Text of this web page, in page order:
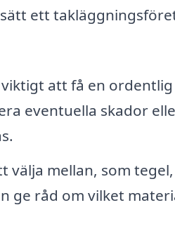
ett
att få en ordentlig
eventuella skador
välja mellan, som
ge råd om vilket